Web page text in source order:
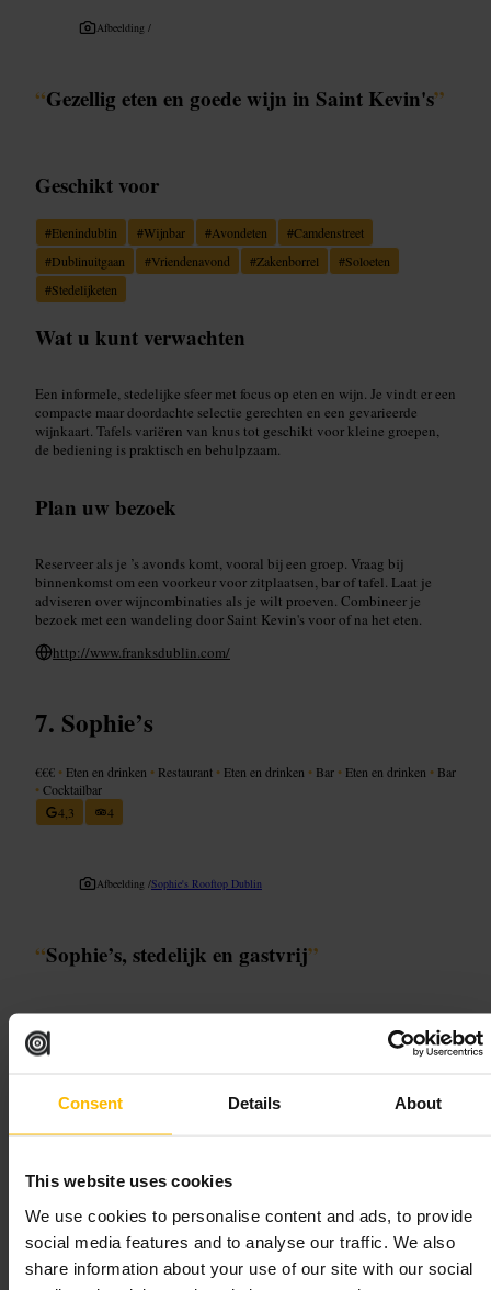
Consent Details About
This website uses cookies
We use cookies to personalise content and ads, to provide
social media features and to analyse our traffic. We also
share information about your use of our site with our social
Afbeelding /
“Gezellig eten en goede wijn in Saint Kevin's”
Geschikt voor
#Etenindublin #Wijnbar #Avondeten #Camdenstreet
#Dublinuitgaan #Vriendenavond #Zakenborrel #Soloeten
#Stedelijketen
Wat u kunt verwachten
Een informele, stedelijke sfeer met focus op eten en wijn. Je vindt er een
compacte maar doordachte selectie gerechten en een gevarieerde
wijnkaart. Tafels variëren van knus tot geschikt voor kleine groepen,
de bediening is praktisch en behulpzaam.
Plan uw bezoek
Reserveer als je ’s avonds komt, vooral bij een groep. Vraag bij
binnenkomst om een voorkeur voor zitplaatsen, bar of tafel. Laat je
adviseren over wijncombinaties als je wilt proeven. Combineer je
bezoek met een wandeling door Saint Kevin's voor of na het eten.
http://www.franksdublin.com/
Sophie’s
€€€ • Eten en drinken • Restaurant • Eten en drinken • Bar • Eten en drinken • Bar
•Cocktailbar
4,3
4
Afbeelding /Sophie's Rooftop Dublin
“Sophie’s, stedelijk en gastvrij”
Geschikt voor
Een nette, relatief rustige eetruimte met professionele bediening. Tafels
staan redelijk dicht bij elkaar, het niveau van service is efficiënt en
vriendelijk. Gerechten zijn verzorgd qua smaak en presentatie. Er is
aandacht voor wijn en cocktails, geschikt voor een ontspannen